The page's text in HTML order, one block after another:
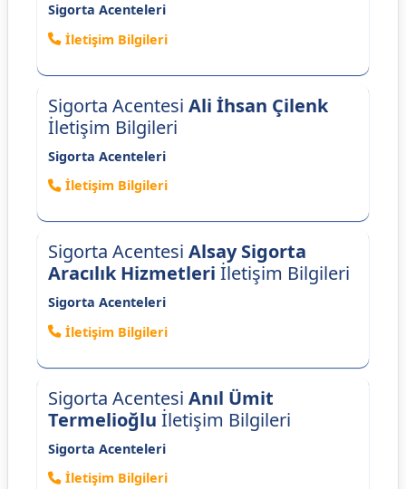
Sigorta Acenteleri
İletişim Bilgileri
Sigorta Acentesi Ali İhsan Çilenk
İletişim Bilgileri
Sigorta Acenteleri
İletişim Bilgileri
Sigorta Acentesi Alsay Sigorta
Aracılık Hizmetleri İletişim Bilgileri
Sigorta Acenteleri
İletişim Bilgileri
Sigorta Acentesi Anıl Ümit
Termelioğlu İletişim Bilgileri
Sigorta Acenteleri
İletişim Bilgileri